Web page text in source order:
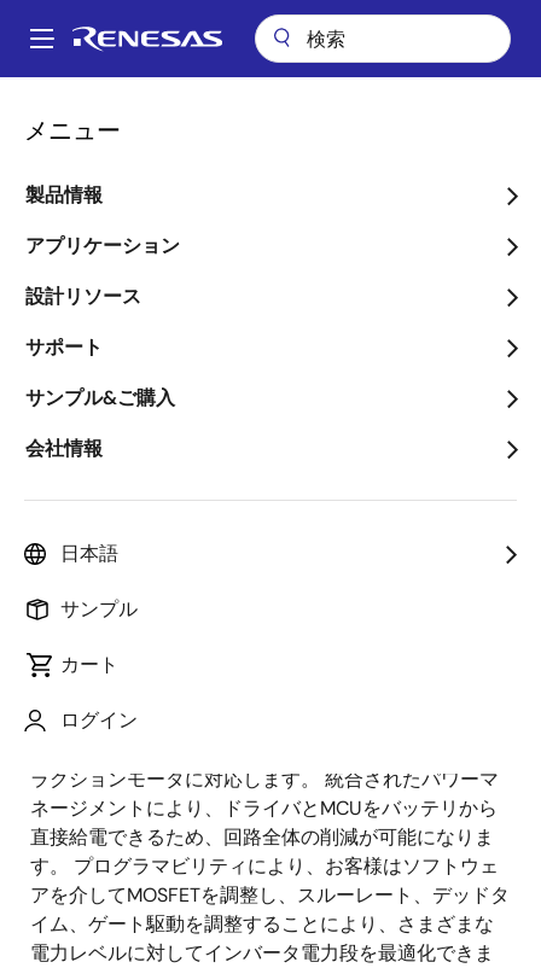
ン
Main
メニュー
製品情報
アプリケーション
設計リソース
サポート
サンプル&ご購入
会社情報
日本語
サンプル
カート
ログイン
パ
ン
く
ず
BLDC トラクションモータ駆動
BLDC トラクションモータ
駆動
ページセクションへ移動：
概要
要
説
り、最適な処理速度と電力効率を実現し、スモールフ
ラクションモータに対応します。 統合されたパワーマ
ネージメントにより、ドライバとMCUをバッテリから
直接給電できるため、回路全体の削減が可能になりま
す。 プログラマビリティにより、お客様はソフトウェ
アを介してMOSFETを調整し、スルーレート、デッドタ
イム、ゲート駆動を調整することにより、さまざまな
電力レベルに対してインバータ電力段を最適化できま